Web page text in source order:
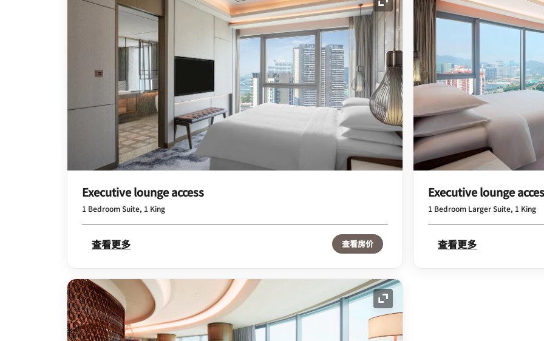
展开图标
Executive lounge access
1 Bedroom Suite, 1 King
查看更多 查看房价
Executive lounge
1 Bedroom Larger Suite, 1 King
查看更多
展开图标